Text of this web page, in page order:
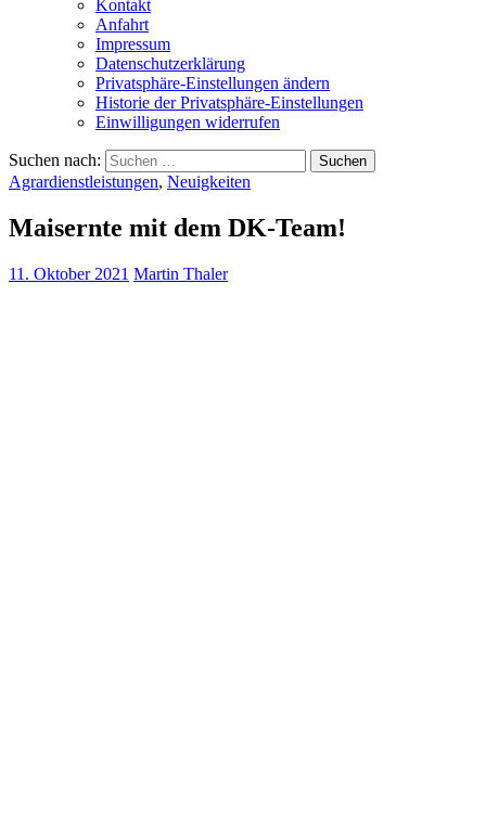
Kontakt
Anfahrt
Impressum
Datenschutzerklärung
Privatsphäre-Einstellungen ändern
Historie der Privatsphäre-Einstellungen
Einwilligungen widerrufen
Suchen nach:
Agrardienstleistungen, Neuigkeiten
Maisernte mit dem DK-Team!
11. Oktober 2021 Martin Thaler